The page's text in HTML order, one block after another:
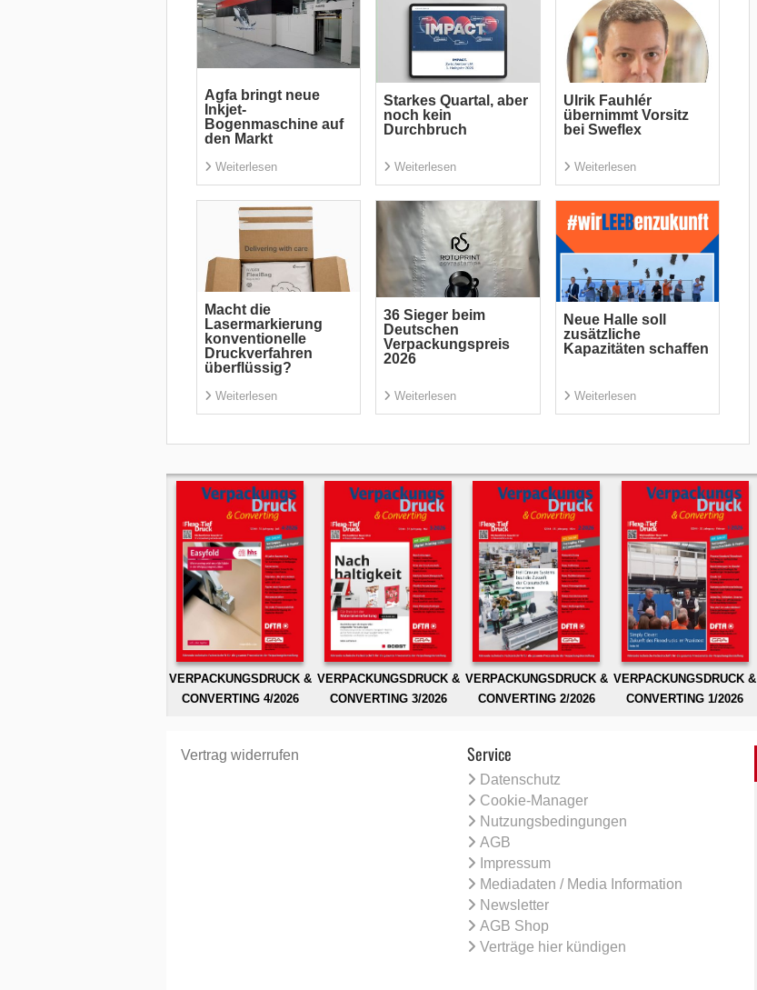
Agfa bringt neue
Inkjet-
Bogenmaschine auf
den Markt
Weiterlesen
Starkes Quartal, aber
noch kein
Durchbruch
Weiterlesen
Ulrik Fauhlér
übernimmt Vorsitz
bei Sweflex
Weiterlesen
Macht die
Lasermarkierung
konventionelle
Druckverfahren
überflüssig?
Weiterlesen
36 Sieger beim
Deutschen
Verpackungspreis
2026
Weiterlesen
Neue Halle soll
zusätzliche
Kapazitäten schaffen
Weiterlesen
VERPACKUNGSDRUCK &
CONVERTING 4/2026
VERPACKUNGSDRUCK &
CONVERTING 3/2026
VERPACKUNGSDRUCK &
CONVERTING 2/2026
VERPACKUNGSDRUCK &
CONVERTING 1/2026
Vertrag widerrufen Service
Datenschutz
Cookie-Manager
Nutzungsbedingungen
AGB
Impressum
Mediadaten / Media Information
Newsletter
AGB Shop
Verträge hier kündigen